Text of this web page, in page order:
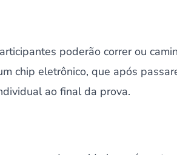
poderão correr ou
chip eletrônico, que após
ao final da prova.